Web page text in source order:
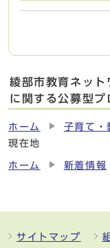
綾部市教育ネット
に関する公募型
ホーム 子育て・
現在地
ホーム 新着情報
サイトマップ